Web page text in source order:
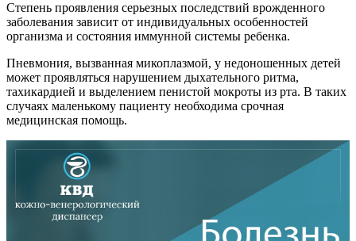
Степень проявления серьезных последствий врожденного
заболевания зависит от индивидуальных особенностей
организма и состояния иммунной системы ребенка.
Пневмония, вызванная микоплазмой, у недоношенных детей
может проявляться нарушением дыхательного ритма,
тахикардией и выделением пенистой мокроты из рта. В таких
случаях маленькому пациенту необходима срочная
медицинская помощь.